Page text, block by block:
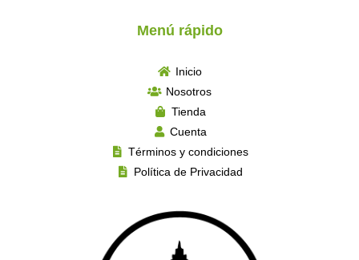
Menú rápido
Inicio
Nosotros
Tienda
Cuenta
Términos y condiciones
Política de Privacidad